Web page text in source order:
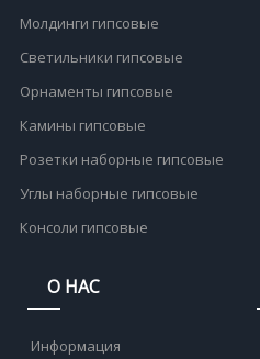
Молдинги гипсовые
Светильники гипсовые
Орнаменты гипсовые
Камины гипсовые
Розетки наборные гипсовые
Углы наборные гипсовые
Консоли гипсовые
О НАС
Информация